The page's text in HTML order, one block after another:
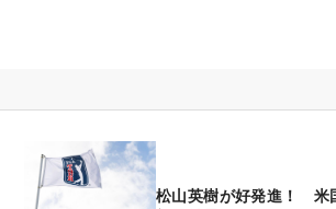
松山英樹が好発進！ 米